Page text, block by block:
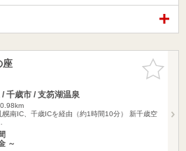
お気に入
りに追加
座
千歳市 / 支笏湖温泉
幌南IC、千歳ICを経由（約1時間10分） 新千歳空
～